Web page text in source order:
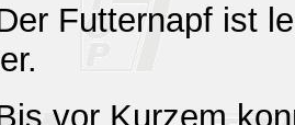
Futternapf ist
vor Kurzem